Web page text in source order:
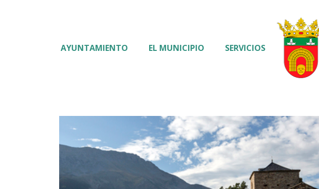
AYUNTAMIENTO EL MUNICIPIO SERVICIOS